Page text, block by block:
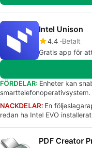
Intel Unison
4.4 Betalt
Gratis app för
FÖRDELAR: Enheter kan
smarttelefonoperativsystem.
NACKDELAR: En
redan ha Intel EVO
PDF Creator